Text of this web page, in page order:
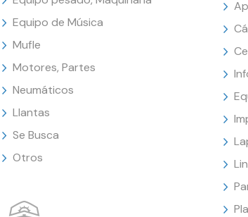
Equipo de Música
Mufle
Motores, Partes
Neumáticos
Llantas
Se Busca
Otros